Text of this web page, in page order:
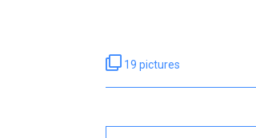
19 pictures